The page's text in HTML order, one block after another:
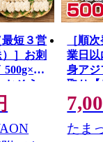
ー
曜日・日曜
書送付先
最短３営
］お刺
500g×2
おそう
お惣菜
イ ア
骨なし
［順
業日以
身アジ
取り【
まみ
当 ア
じ 真
たま